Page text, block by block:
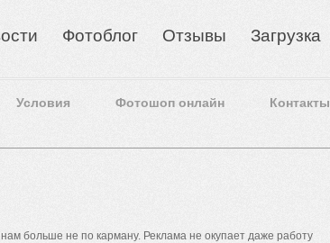
Фотоблог Отзывы Загрузка
Условия Фотошоп онлайн Контакты
больше не по карману. Реклама не окупает даже работу